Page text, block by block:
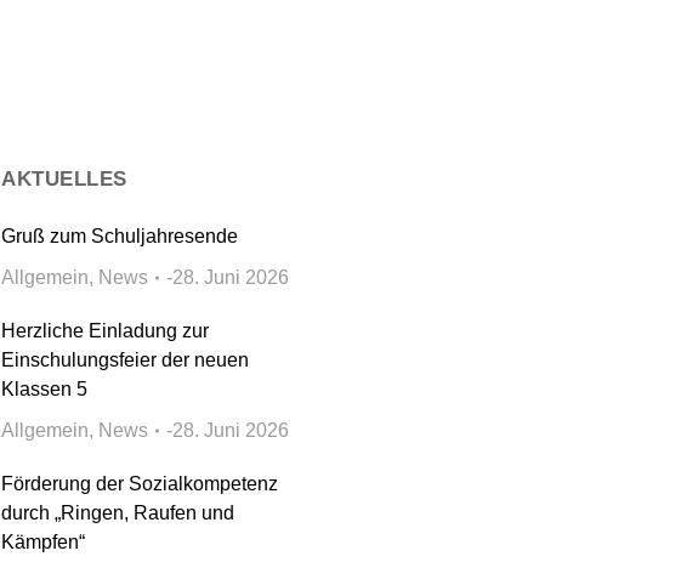
AKTUELLES
Gruß zum Schuljahresende
Allgemein, News 28. Juni 2026
Herzliche Einladung zur
Einschulungsfeier der neuen
Klassen 5
Allgemein, News 28. Juni 2026
Förderung der Sozialkompetenz
durch „Ringen, Raufen und
Kämpfen“